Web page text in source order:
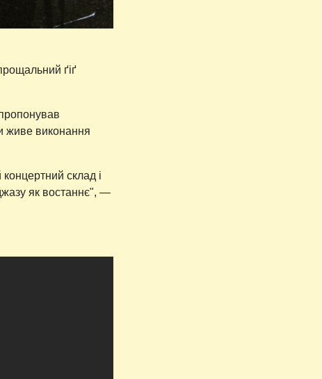
ґіґ
живе виконання
склад і
як востаннє", —